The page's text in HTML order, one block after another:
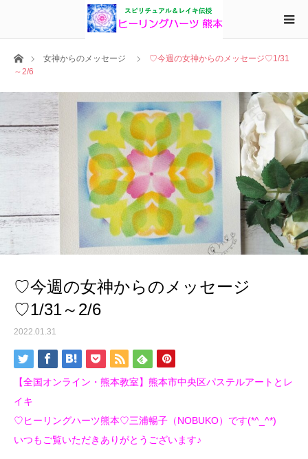
ホーム女神からのメッセージ
♡今週の女神からのメッセージ♡1/31
～2/6
♡今週の女神からのメッセージ
♡1/31～2/6
2022.01.31
【全国オンライン・熊本教室】熊本市中央区パステルアートとレ
イキ
♡ヒーリングハーツ熊本♡三浦暢子（NOBUKO）です(*^_^*)
いつもご覧いただきありがとうございます♪